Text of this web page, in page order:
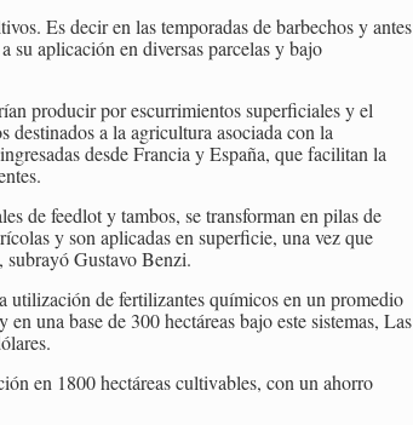
Es decir en las temporadas de barbechos y antes
su aplicación en diversas parcelas y bajo
producir por escurrimientos superficiales y el
destinados a la agricultura asociada con la
desde Francia y España, que facilitan la
de feedlot y tambos, se transforman en pilas de
y son aplicadas en superficie, una vez que
subrayó Gustavo Benzi.
utilización de fertilizantes químicos en un promedio
una base de 300 hectáreas bajo este sistemas, Las
en 1800 hectáreas cultivables, con un ahorro